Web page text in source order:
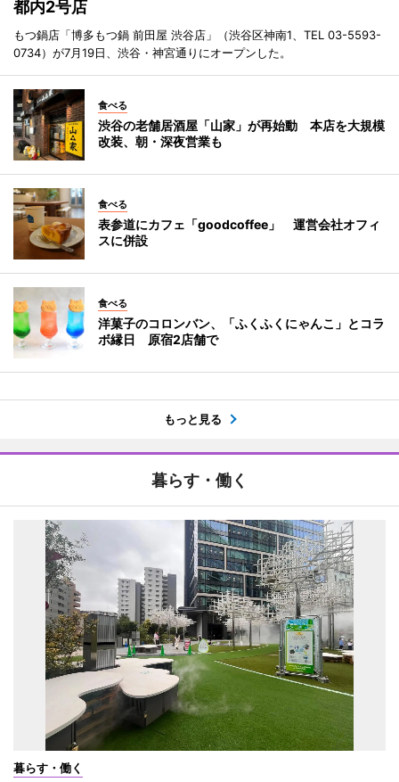
都内2号店
もつ鍋店「博多もつ鍋 前田屋 渋谷店」（渋谷区神南1、TEL 03-5593-
0734）が7月19日、渋谷・神宮通りにオープンした。
食べる
渋谷の老舗居酒屋「山家」が再始動 本店を大規模
改装、朝・深夜営業も
食べる
表参道にカフェ「goodcoffee」 運営会社オフィ
スに併設
食べる
洋菓子のコロンバン、「ふくふくにゃんこ」とコラ
ボ縁日 原宿2店舗で
もっと見る
暮らす・働く
暮らす・働く